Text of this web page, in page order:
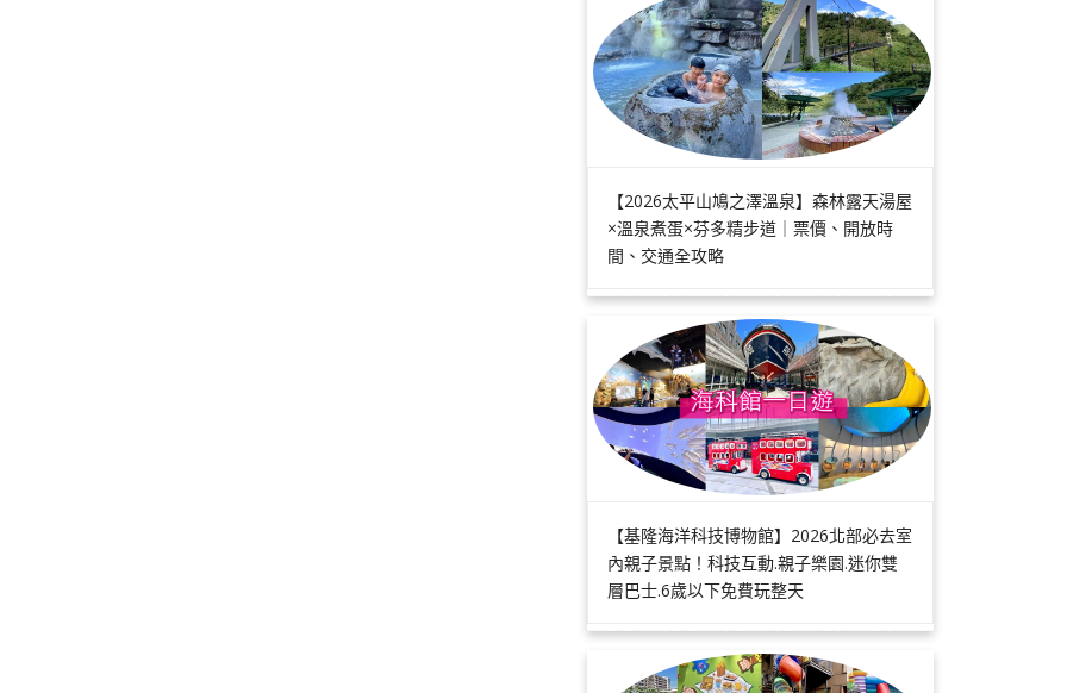
【2026太平山鳩之澤溫泉】森林露天湯屋
×溫泉煮蛋×芬多精步道｜票價、開放時
間、交通全攻略
【基隆海洋科技博物館】2026北部必去室
內親子景點！科技互動.親子樂園.迷你雙
層巴士.6歲以下免費玩整天